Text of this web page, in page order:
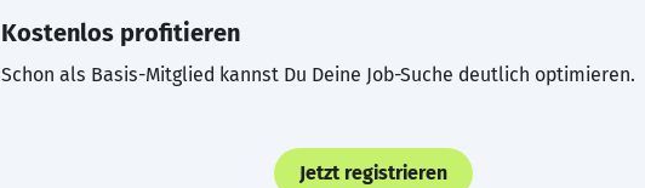
Kostenlos profitieren
Schon als Basis-Mitglied kannst Du Deine Job-Suche deutlich optimieren.
Jetzt registrieren